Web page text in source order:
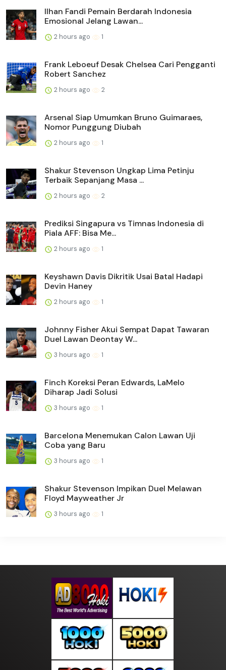
Ilhan Fandi Pemain Berdarah Indonesia
Emosional Jelang Lawan...
2 hours ago 1
Frank Leboeuf Desak Chelsea Cari Pengganti
Robert Sanchez
2 hours ago 2
Arsenal Siap Umumkan Bruno Guimaraes,
Nomor Punggung Diubah
2 hours ago 1
Shakur Stevenson Ungkap Lima Petinju
Terbaik Sepanjang Masa ...
2 hours ago 2
Prediksi Singapura vs Timnas Indonesia di
Piala AFF: Bisa Me...
2 hours ago 1
Keyshawn Davis Dikritik Usai Batal Hadapi
Devin Haney
2 hours ago 1
Johnny Fisher Akui Sempat Dapat Tawaran
Duel Lawan Deontay W...
3 hours ago 1
Finch Koreksi Peran Edwards, LaMelo
Diharap Jadi Solusi
3 hours ago 1
Barcelona Menemukan Calon Lawan Uji
Coba yang Baru
3 hours ago 1
Shakur Stevenson Impikan Duel Melawan
Floyd Mayweather Jr
3 hours ago 1